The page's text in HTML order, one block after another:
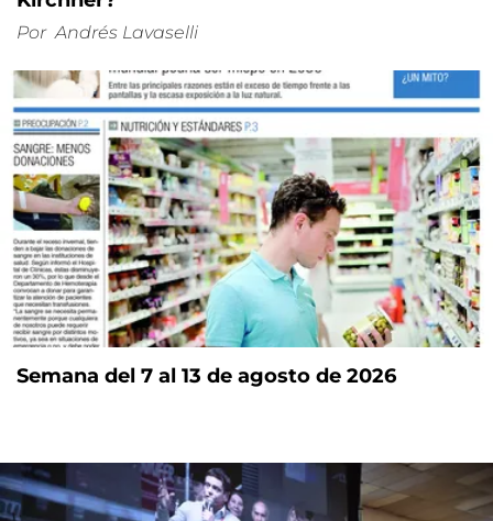
Por Andrés Lavaselli
Semana del 7 al 13 de agosto de 2026